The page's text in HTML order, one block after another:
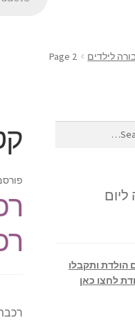
לילדים Page 2
הולדת ותקבלו
לחצו כאן